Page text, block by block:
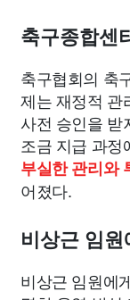
축구종합센
축구협회의 축
제는 재정적 관
사전 승인을 받
조금 지급 과
부실한 관리와
어졌다.
비상근 임
비상근 임원에